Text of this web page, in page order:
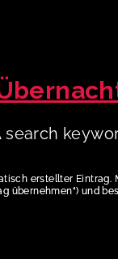
erstellter Eintrag.
übernehmen“) und